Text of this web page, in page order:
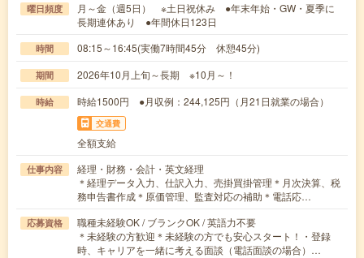
曜日頻度
月～金（週5日） ※土日祝休み ●年末年始・GW・夏季に
長期連休あり ●年間休日123日
時間 08:15～16:45(実働7時間45分 休憩45分)
期間 2026年10月上旬～長期 ※10月～！
時給 時給1500円 ●月収例：244,125円（月21日就業の場合）
交通費
全額支給
仕事内容
経理・財務・会計・英文経理
＊経理データ入力、仕訳入力、売掛買掛管理＊月次決算、税
務申告書作成＊原価管理、監査対応の補助＊電話応…
応募資格
職種未経験OK / ブランクOK / 英語力不要
＊未経験の方歓迎＊未経験の方でも安心スタート！・登録
時、キャリアを一緒に考える面談（電話面談の場合）…